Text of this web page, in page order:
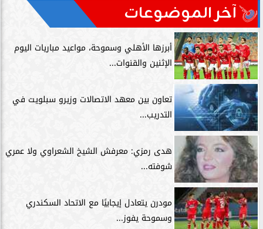
آخر الموضوعات
أبرزها الأهلي وسموحة، مواعيد مباريات اليوم
الإثنين والقنوات...
تعاون بين معهد الاتصالات وزيرو سبلويت في
التدريب...
هدى رمزي: معرفش الشيخ الشعراوي ولا عمري
شوفته...
مودرن يتعادل إيجابيًا مع الاتحاد السكندري
وسموحة يفوز...